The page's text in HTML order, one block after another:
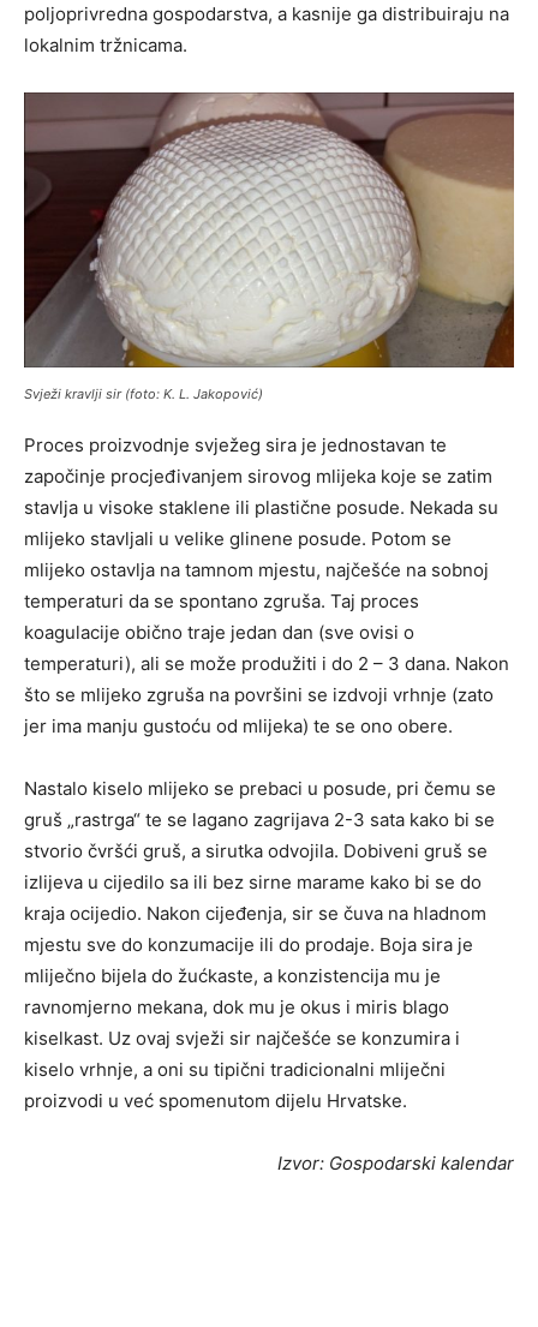
poljoprivredna gospodarstva, a kasnije ga distribuiraju na
lokalnim tržnicama.
Svježi kravlji sir (foto: K. L. Jakopović)
Proces proizvodnje svježeg sira je jednostavan te
započinje procjeđivanjem sirovog mlijeka koje se zatim
stavlja u visoke staklene ili plastične posude. Nekada su
mlijeko stavljali u velike glinene posude. Potom se
mlijeko ostavlja na tamnom mjestu, najčešće na sobnoj
temperaturi da se spontano zgruša. Taj proces
koagulacije obično traje jedan dan (sve ovisi o
temperaturi), ali se može produžiti i do 2 – 3 dana. Nakon
što se mlijeko zgruša na površini se izdvoji vrhnje (zato
jer ima manju gustoću od mlijeka) te se ono obere.
Nastalo kiselo mlijeko se prebaci u posude, pri čemu se
gruš „rastrga“ te se lagano zagrijava 2-3 sata kako bi se
stvorio čvršći gruš, a sirutka odvojila. Dobiveni gruš se
izlijeva u cijedilo sa ili bez sirne marame kako bi se do
kraja ocijedio. Nakon cijeđenja, sir se čuva na hladnom
mjestu sve do konzumacije ili do prodaje. Boja sira je
mliječno bijela do žućkaste, a konzistencija mu je
ravnomjerno mekana, dok mu je okus i miris blago
kiselkast. Uz ovaj svježi sir najčešće se konzumira i
kiselo vrhnje, a oni su tipični tradicionalni mliječni
proizvodi u već spomenutom dijelu Hrvatske.
Izvor: Gospodarski kalendar